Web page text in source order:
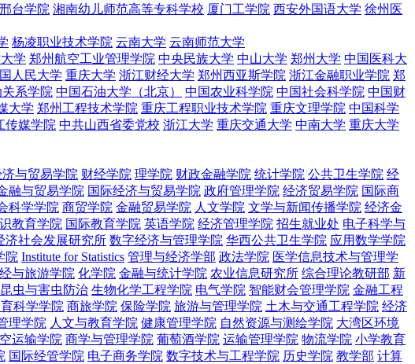
邢台学院 湘南幼儿师范高等专科学校 厦门工学院 西安外国语大学 徐州医
杨凌职业技术学院 云南大学 云南师范大学
学 郑州航空工业管理学院 中央民族大学 中山大学 郑州大学 中国医科大
人民大学 重庆大学 浙江财经大学 郑州西亚斯学院 浙江金融职业学院 郑
系学院 中国石油大学（北京） 中国农业科学院 中国社会科学院 中国财
大学 郑州工程技术学院 重庆工程职业技术学院 重庆文理学院 中国科学
传媒学院 中共山西省委党校 浙江大学 重庆交通大学 中南大学 重庆大学
济与贸易学院 财经学院 理学院 财政金融学院 统计学院 公共卫生学院 经
融与贸易学院 国际经济与贸易学院 政府管理学院 经济贸易学院 国际商
科学学院 商贸学院 金融贸易学院 人文学院 文学与新闻传播学院 经济金
教育学院 国际教育学院 英语学院 经济管理学院 招生就业处 电子科学与
济社会发展研究所 数字经济与管理学院 华西公共卫生学院 应用数学学院
院 Institute for Statistics 管理与经济学部 政法学院 医学信息技术与管理学
与旅游学院 化学院 金融与统计学院 农业信息研究所 综合理论教研部 新
虫与害虫防治 生物化学工程学院 电气学院 智能财会管理学院 金融工程
科学学院 商旅学院 保险学院 旅游与管理学院 土木与交通工程学院 经济
理学院 人文与教育学院 健康管理学院 自然资源与测绘学院 大湾区环境
运输学院 商学与管理学院 葡萄酒学院 运输管理学院 物流学院 小学教育
国际经管学院 电子商务学院 数字技术与工程学院 历史学院 教学部 计算